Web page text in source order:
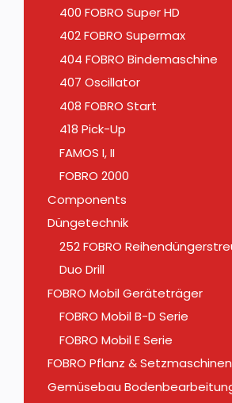
400 FOBRO Super HD
402 FOBRO Supermax
404 FOBRO Bindemaschine
407 Oscillator
408 FOBRO Start
418 Pick-Up
FAMOS I, II
FOBRO 2000
Components
Düngetechnik
252 FOBRO
Duo Drill
FOBRO Mobil Geräteträger
FOBRO Mobil B-D Serie
FOBRO Mobil E Serie
FOBRO Pflanz & Setzmaschinen
Gemüsebau